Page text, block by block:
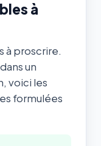
à
à proscrire.
un
voici les
formulées